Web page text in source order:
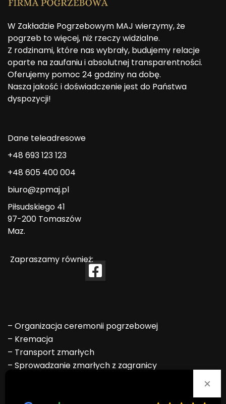
W Zakładzie Pogrzebowym MAJ wierzymy, że
pogrzeb to więcej, niż rzeczy widzialne.
Z rodzinami, które nas wybrały, budujemy relacje
oparte na zaufaniu i absolutnej transparentności.
Oferujemy pomoc 24 godziny na dobę.
Nasza jakość i doświadczenie jest do Państwa
dyspozycji!
Dane teleadresowe
+48 693 123 123
+48 605 400 004
biuro@zpmaj.pl
Piłsudskiego 41
97-200 Tomaszów
Maz.
Zapraszamy również:
– Organizacja ceremonii pogrzebowej
– Kremacja
– Transport zmarłych
– Sprowadzanie zmarłych z zagranicy